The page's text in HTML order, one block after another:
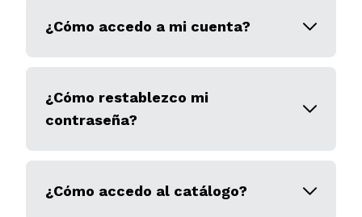
¿Cómo accedo a mi cuenta?
¿Cómo restablezco mi
contraseña?
¿Cómo accedo al catálogo?